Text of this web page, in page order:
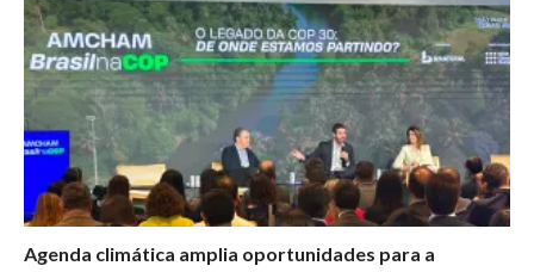
Agenda climática amplia oportunidades para a